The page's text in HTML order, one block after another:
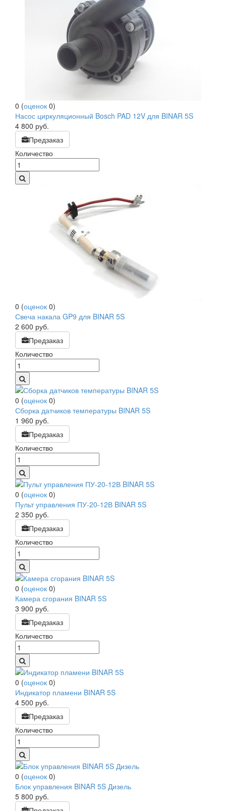
0 (оценок 0)
Насос циркуляционный Bosch PAD 12V для BINAR 5S
4 800 руб.
Предзаказ
Количество
0 (оценок 0)
Свеча накала GP9 для BINAR 5S
2 600 руб.
Предзаказ
Количество
0 (оценок 0)
Сборка датчиков температуры BINAR 5S
1 960 руб.
Предзаказ
Количество
0 (оценок 0)
Пульт управления ПУ-20-12В BINAR 5S
2 350 руб.
Предзаказ
Количество
0 (оценок 0)
Камера сгорания BINAR 5S
3 900 руб.
Предзаказ
Количество
0 (оценок 0)
Индикатор пламени BINAR 5S
4 500 руб.
Предзаказ
Количество
0 (оценок 0)
Блок управления BINAR 5S Дизель
5 800 руб.